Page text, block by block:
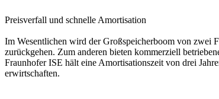
Preisverfall und schnelle Amortisation
Im Wesentlichen wird der Großspeicherboom von zwei
zurückgehen. Zum anderen bieten kommerziell
Fraunhofer ISE hält eine Amortisationszeit von drei
erwirtschaften.